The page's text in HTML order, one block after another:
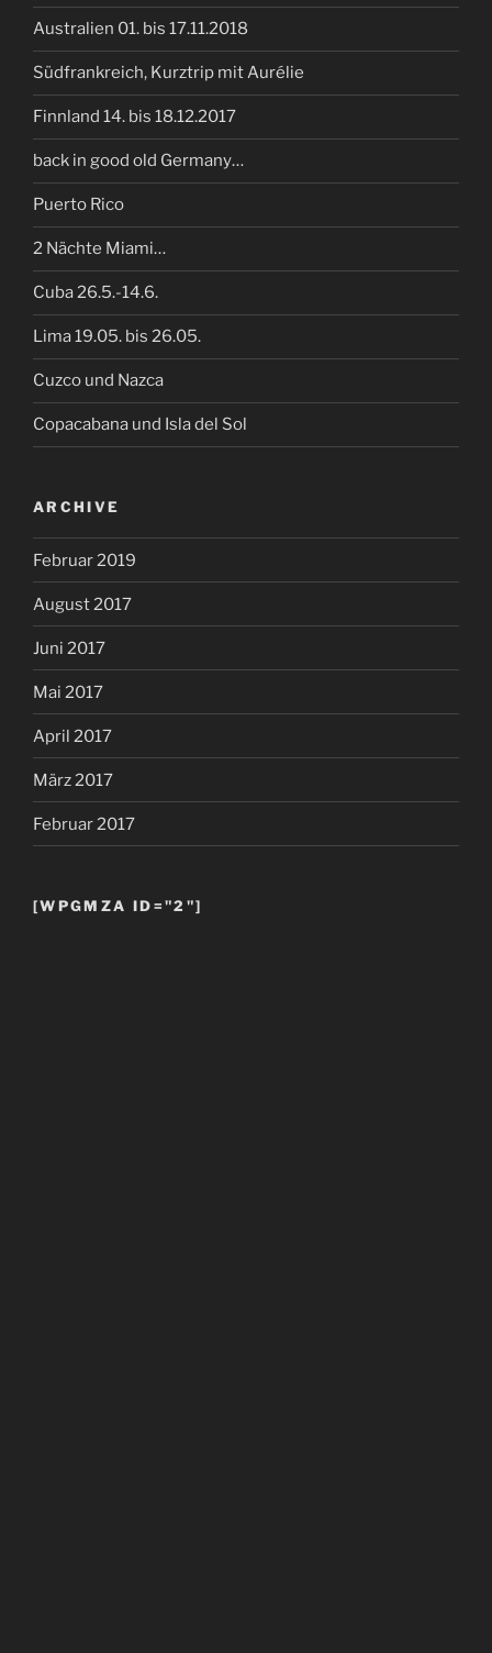
Australien 01. bis 17.11.2018
Südfrankreich, Kurztrip mit Aurélie
Finnland 14. bis 18.12.2017
back in good old Germany…
Puerto Rico
2 Nächte Miami…
Cuba 26.5.-14.6.
Lima 19.05. bis 26.05.
Cuzco und Nazca
Copacabana und Isla del Sol
ARCHIVE
Februar 2019
August 2017
Juni 2017
Mai 2017
April 2017
März 2017
Februar 2017
[WPGMZA ID="2"]